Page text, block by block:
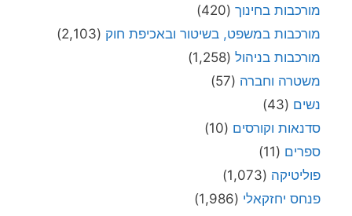
מורכבות בחינוך (420)
מורכבות במשפט, בשיטור ובאכיפת חוק (2,103)
מורכבות בניהול (1,258)
משטרה וחברה (57)
נשים (43)
סדנאות וקורסים (10)
ספרים (11)
פוליטיקה (1,073)
פנחס יחזקאלי (1,986)